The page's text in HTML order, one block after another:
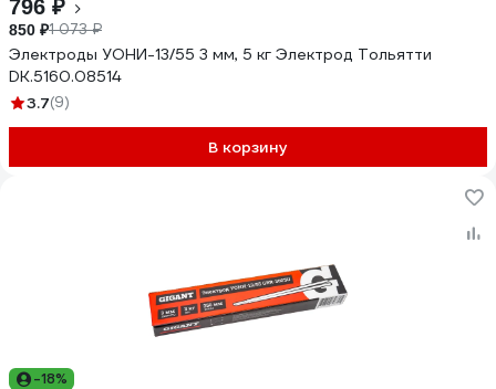
796 ₽
850 ₽1 073 ₽
Электроды УОНИ-13/55 3 мм, 5 кг Электрод Тольятти
DK.5160.08514
3.7(9)
В корзину
-18%